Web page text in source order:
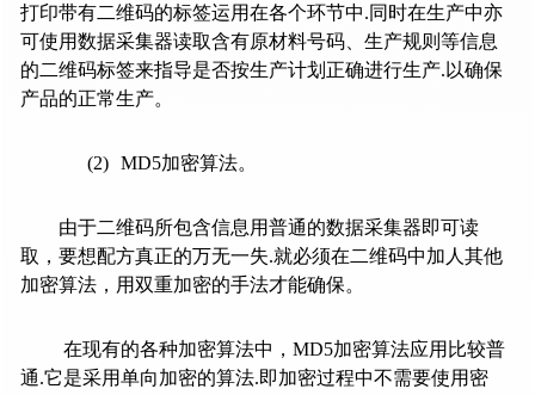
打印带有二维码的标签运用在各个环节中.同时在生产中亦
可使用数据采集器读取含有原材料号码、生产规则等信息
的二维码标签来指导是否按生产计划正确进行生产. 以确保
产品的正常生产。
(2) MD5加密算法。
由于二维码所包含信息用普通的数据采集器即可读
取，要想配方真正的万无一失.就必须在二维码中加人其他
加密算法，用双重加密的手法才能确保。
在现有的各种加密算法中， MD5加密算法应用比较普
通.它是采用单向加密的算法.即加密过程中不需要使用密